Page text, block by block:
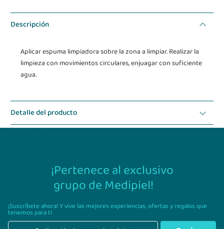
Descripción
Aplicar espuma limpiadora sobre la zona a limpiar. Realizar la
limpieza con movimientos circulares, enjuagar con suficiente
agua.
Detalle del producto
¡Pertenece al exclusivo
grupo de Medipiel!
¡Suscríbete ahora! Y vive las mejores experiencias,ofertas y regalos que
tenemos para ti